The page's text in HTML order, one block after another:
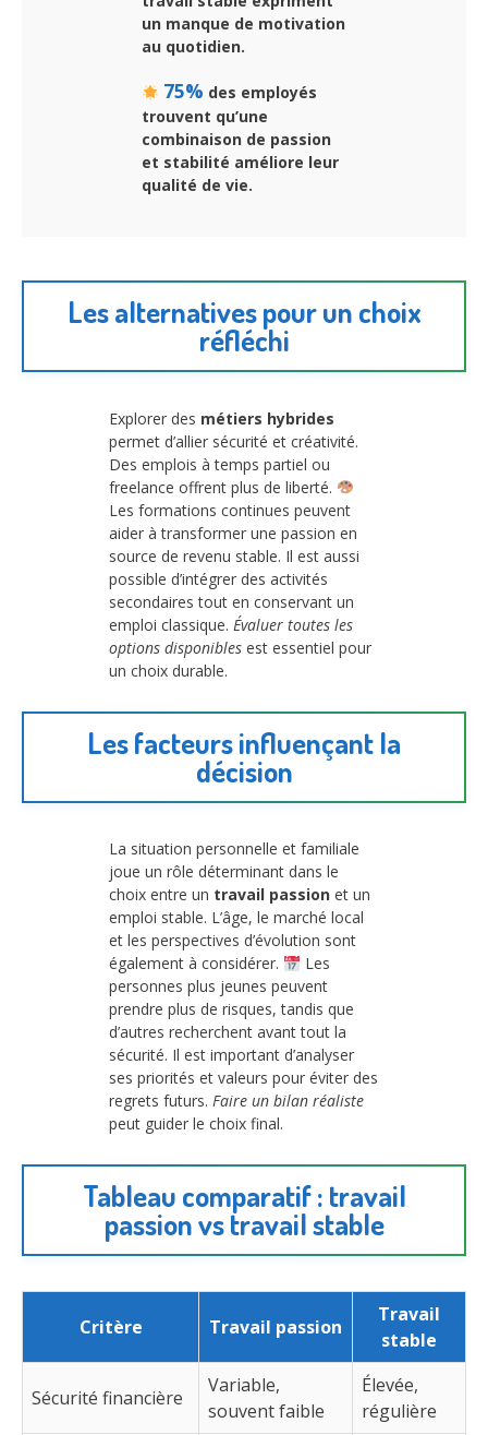
un manque de motivation
au quotidien.
75% des employés
trouvent qu’une
combinaison de passion
et stabilité améliore leur
qualité de vie.
Les alternatives pour un choix
réfléchi
Explorer des métiers hybrides
permet d’allier sécurité et créativité.
Des emplois à temps partiel ou
freelance offrent plus de liberté.
Les formations continues peuvent
aider à transformer une passion en
source de revenu stable. Il est aussi
possible d’intégrer des activités
secondaires tout en conservant un
emploi classique. Évaluer toutes les
options disponibles est essentiel pour
un choix durable.
Les facteurs influençant la
décision
La situation personnelle et familiale
joue un rôle déterminant dans le
choix entre un travail passion et un
emploi stable. L’âge, le marché local
et les perspectives d’évolution sont
également à considérer.
Les
personnes plus jeunes peuvent
prendre plus de risques, tandis que
d’autres recherchent avant tout la
sécurité. Il est important d’analyser
ses priorités et valeurs pour éviter des
regrets futurs. Faire un bilan réaliste
peut guider le choix final.
Tableau comparatif : travail
passion vs travail stable
Critère Travail passion
Travail
stable
Sécurité financière
Variable,
souvent faible
Élevée,
régulière